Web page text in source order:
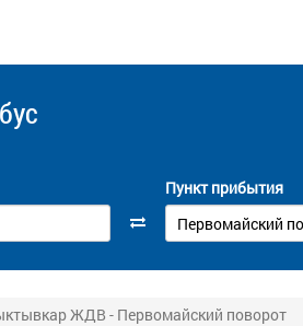
Пункт прибытия
ЖДВ - Первомайский поворот